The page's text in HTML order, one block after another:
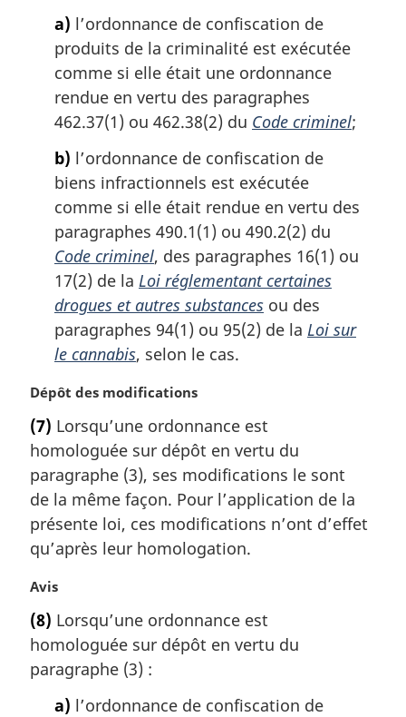
a) l’ordonnance de confiscation de
produits de la criminalité est exécutée
comme si elle était une ordonnance
rendue en vertu des paragraphes
462.37(1) ou 462.38(2) du Code criminel;
b) l’ordonnance de confiscation de
biens infractionnels est exécutée
comme si elle était rendue en vertu des
paragraphes 490.1(1) ou 490.2(2) du
Code criminel, des paragraphes 16(1) ou
17(2) de la Loi réglementant certaines
drogues et autres substances ou des
paragraphes 94(1) ou 95(2) de la Loi sur
le cannabis, selon le cas.
N
t
e
m
a
g
i
a
l
e
:
Dépôt des modifications
(7) Lorsqu’une ordonnance est
homologuée sur dépôt en vertu du
paragraphe (3), ses modifications le sont
de la même façon. Pour l’application de la
présente loi, ces modifications n’ont d’effet
qu’après leur homologation.
N
t
e
m
Avis
(8) Lorsqu’une ordonnance est
homologuée sur dépôt en vertu du
paragraphe (3) :
a) l’ordonnance de confiscation de